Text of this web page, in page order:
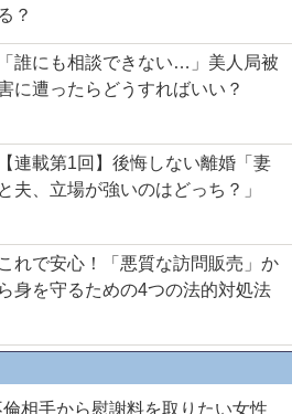
る？
「誰にも相談できない…」美人局被
に遭ったらどうすればいい？
【連載第1回】後悔しない離婚「妻
と夫、立場が強いのはどっち？」
これで安心！「悪質な訪問販売」か
ら身を守るための4つの法的対処法
相手から慰謝料を取りたい女性